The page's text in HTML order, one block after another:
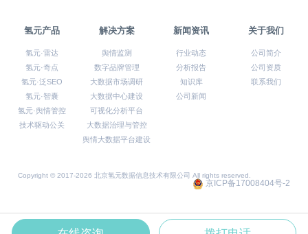
氢元产品
氢元·雷达
氢元·奇点
氢元·泛SEO
氢元·智囊
氢元·舆情管控
技术驱动公关
解决方案
舆情监测
数字品牌管理
大数据市场调研
大数据中心建设
可视化分析平台
大数据治理与管控
舆情大数据平台建设
新闻资讯
行业动态
分析报告
知识库
公司新闻
关于我们
公司简介
公司资质
联系我们
Copyright © 2017-2026 北京氢元数据信息技术有限公司 All rights reserved.
京ICP备17008404号-2